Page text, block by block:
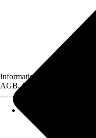
Informationen des
AGB, finden Sie bei Klick